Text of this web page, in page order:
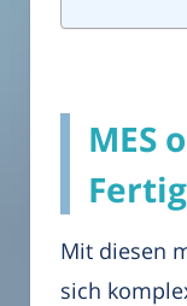
MES
Mit diesen
sich